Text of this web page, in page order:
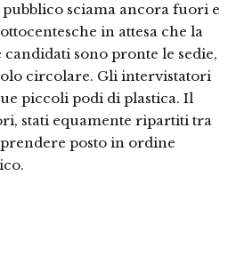
sciama ancora fuori e
in attesa che la
sono pronte le sedie,
circolare. Gli intervistatori
piccoli podi di plastica. Il
stati equamente ripartiti tra
posto in ordine